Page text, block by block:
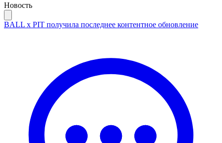
Новость
BALL x PIT получила последнее контентное обновление